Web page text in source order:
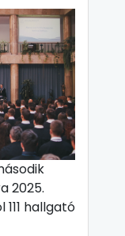
2025.
hallgató